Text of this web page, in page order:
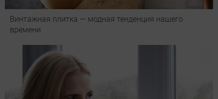
Винтажная плитка — модная тенденция нашего
времени